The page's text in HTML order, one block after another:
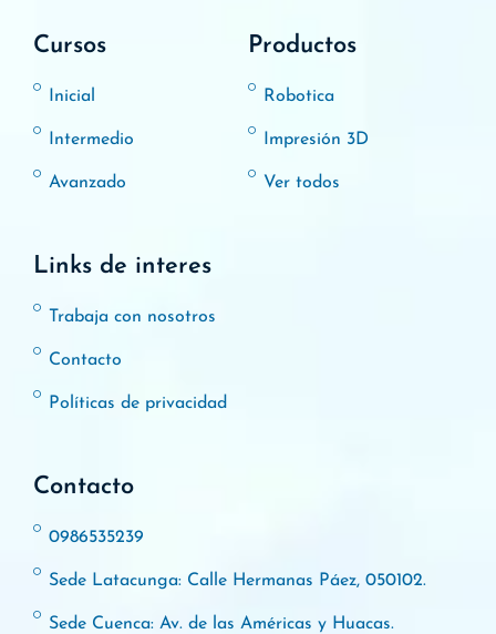
Cursos
Inicial
Intermedio
Avanzado
Productos
Robotica
Impresión 3D
Ver todos
Links de interes
Trabaja con nosotros
Contacto
Políticas de privacidad
Contacto
0986535239
Sede Latacunga: Calle Hermanas Páez, 050102.
Sede Cuenca: Av. de las Américas y Huacas.